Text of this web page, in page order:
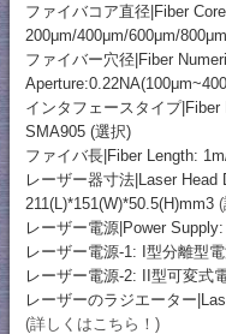
ファイバコア直径|Fiber
200μm/400μm/600μm/
ファイバー穴径|Fiber
インタフェースタイプ
SMA905 (選択)
ファイバ長|Fiber Length:
レーザー器寸法|Laser Head
211(L)*151(W)*50.5(H)mm3
レーザー電源|Power Supply:
レーザー電源-1: I型分離型
レーザー電源-2: II型可変式
レーザーのラジエーター
(詳しくはこちら！)